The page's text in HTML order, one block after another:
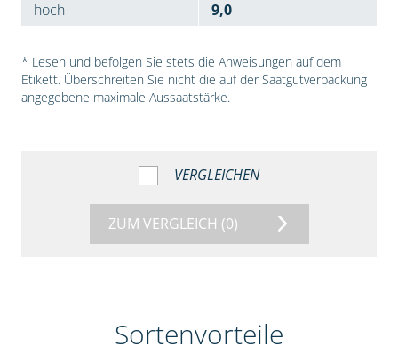
hoch
9,0
* Lesen und befolgen Sie stets die Anweisungen auf dem
Etikett. Überschreiten Sie nicht die auf der Saatgutverpackung
angegebene maximale Aussaatstärke.
VERGLEICHEN
ZUM VERGLEICH (0)
Sortenvorteile